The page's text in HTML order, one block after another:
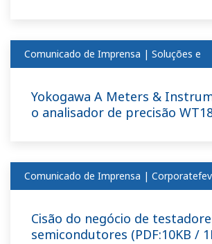
Comunicado de Imprensa | Soluções e
Yokogawa A Meters &
o analisador de precisão
Comunicado de Imprensa | Corporatefev
Cisão do negócio de
semicondutores (PDF:10KB /